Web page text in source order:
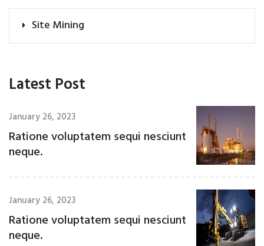
Site Mining
Latest Post
January 26, 2023
Ratione voluptatem sequi nesciunt
neque.
January 26, 2023
Ratione voluptatem sequi nesciunt
neque.